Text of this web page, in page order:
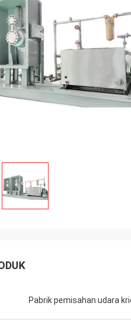
Pabrik pemisahan udara